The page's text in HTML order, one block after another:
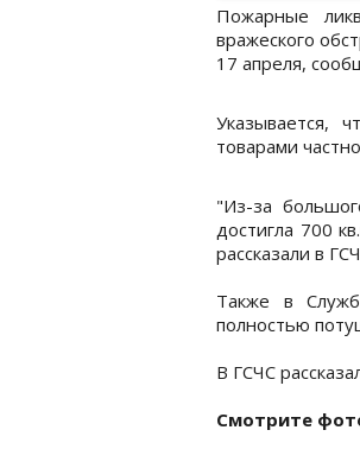
Пожарные
вражеского
17 апреля,
Указывается,
товарами
"Из-за
достигла 700
рассказали в
Также в
полностью
В ГСЧС
Cмотрите